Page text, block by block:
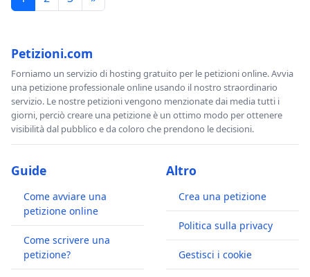
Petizioni.com
Forniamo un servizio di hosting gratuito per le petizioni online. Avvia
una petizione professionale online usando il nostro straordinario
servizio. Le nostre petizioni vengono menzionate dai media tutti i
giorni, perciò creare una petizione è un ottimo modo per ottenere
visibilità dal pubblico e da coloro che prendono le decisioni.
Guide
Come avviare una
petizione online
Come scrivere una
petizione?
Altro
Crea una petizione
Politica sulla privacy
Gestisci i cookie